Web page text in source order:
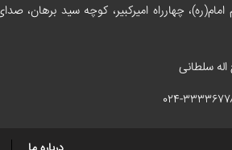
چهارراه امیرکبیر، کوچه سید برهان،
سلطانی